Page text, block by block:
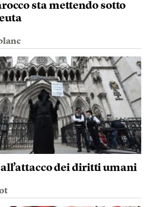
sta mettendo sotto
dei diritti umani